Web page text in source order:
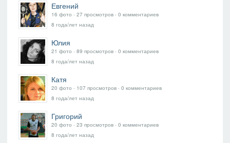
Евгений
16 фото ‧ 27 просмотров ‧ 0 комментариев
8 года/лет назад
Юлия
21 фото ‧ 89 просмотров ‧ 0 комментариев
8 года/лет назад
Катя
20 фото ‧ 107 просмотров ‧ 0 комментариев
8 года/лет назад
Григорий
20 фото ‧ 23 просмотров ‧ 0 комментариев
8 года/лет назад